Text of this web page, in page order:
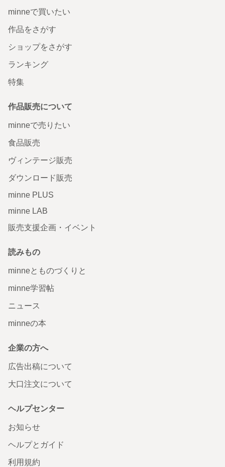
minneで買いたい
作品をさがす
ショップをさがす
ランキング
特集
作品販売について
minneで売りたい
食品販売
ヴィンテージ販売
ダウンロード販売
minne PLUS
minne LAB
販売支援企画・イベント
読みもの
minneとものづくりと
minne学習帖
ニュース
minneの本
企業の方へ
広告出稿について
大口注文について
ヘルプセンター
お知らせ
ヘルプとガイド
利用規約